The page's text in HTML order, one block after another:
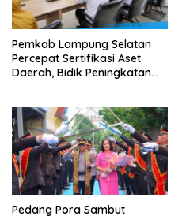
Pemkab Lampung Selatan
Percepat Sertifikasi Aset
Daerah, Bidik Peningkatan
Pedang Pora Sambut